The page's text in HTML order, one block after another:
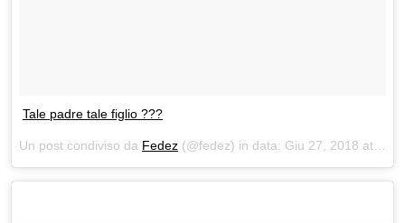
Tale padre tale figlio ???
Un post condiviso da Fedez (@fedez) in data: Giu 27, 2018 at 4:43 PDT